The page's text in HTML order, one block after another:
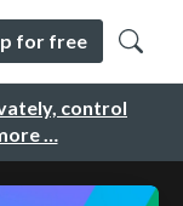
control
…
for free